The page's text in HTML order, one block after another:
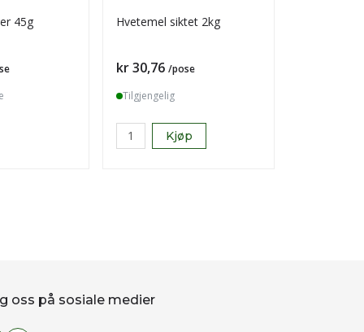
45g Hvetemel siktet 2kg
Pris
kr 30,76 /pose
Tilgjengelig
Kjøp
oss på sosiale medier